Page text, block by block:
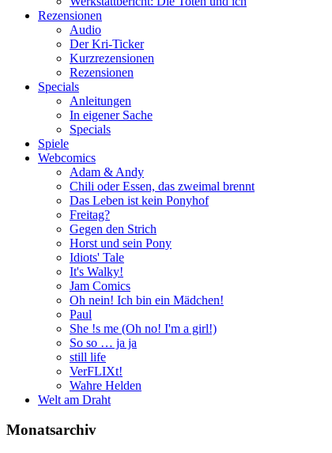
Rezensionen
Audio
Der Kri-Ticker
Kurzrezensionen
Rezensionen
Specials
Anleitungen
In eigener Sache
Specials
Spiele
Webcomics
Adam & Andy
Chili oder Essen, das zweimal brennt
Das Leben ist kein Ponyhof
Freitag?
Gegen den Strich
Horst und sein Pony
Idiots' Tale
It's Walky!
Jam Comics
Oh nein! Ich bin ein Mädchen!
Paul
She !s me (Oh no! I'm a girl!)
So so … ja ja
still life
VerFLIXt!
Wahre Helden
Welt am Draht
Monatsarchiv